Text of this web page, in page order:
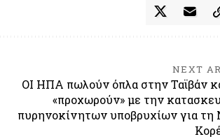
NEXT
ΟΙ ΗΠΑ πωλούν όπλα στην Ταϊβάν
«προχωρούν» με την
πυρηνοκίνητων υποβρυχίων για τη